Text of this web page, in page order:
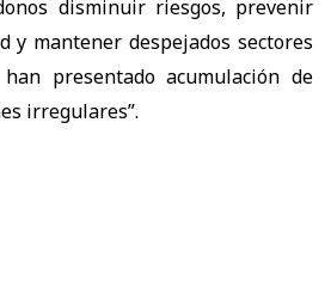
disminuir riesgos, prevenir
y mantener despejados sectores
presentado acumulación de
irregulares”.